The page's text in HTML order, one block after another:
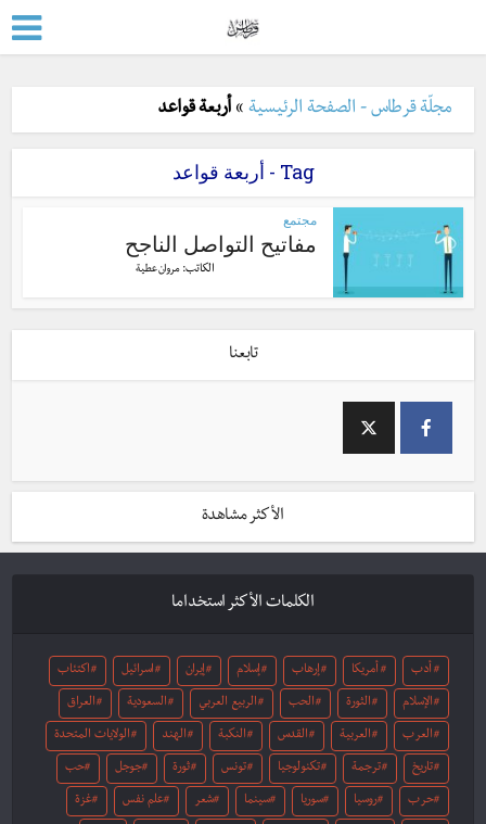
مجلّة قرطاس - الصفحة الرئيسية »أربعة قواعد
Tag - أربعة قواعد
مجتمع
مفاتيح التواصل الناجح
الكاتب: مروان عطية
تابعنا
الأكثر مشاهدة
الكلمات الأكثر استخداما
أدب أمريكا إرهاب إسلام إيران اسرائيل اكتئاب
الإسلام الثورة الحب الربيع العربي السعودية العراق
العرب العربية القدس النكبة الهند الولايات المتحدة
تاريخ ترجمة تكنولوجيا تونس ثورة جوجل حب
حرب روسيا سوريا سينما شعر علم نفس غزة